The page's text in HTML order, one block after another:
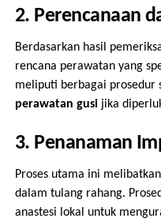
2. Perencanaan
Berdasarkan hasil
rencana perawatan yang
meliputi berbagai prosedur
perawatan gusijika
3. Penanaman
Proses utama ini
dalam tulang rahang.
anastesi lokal untuk